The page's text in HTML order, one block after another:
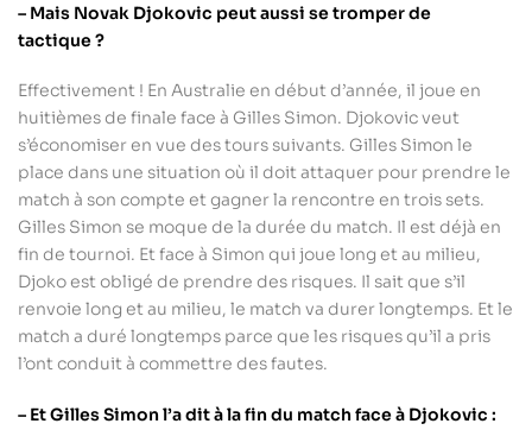
– Mais Novak Djokovic peut aussi se tromper de
tactique ?
Effectivement ! En Australie en début d’année, il joue en
huitièmes de finale face à Gilles Simon. Djokovic veut
s’économiser en vue des tours suivants. Gilles Simon le
place dans une situation où il doit attaquer pour prendre le
match à son compte et gagner la rencontre en trois sets.
Gilles Simon se moque de la durée du match. Il est déjà en
fin de tournoi. Et face à Simon qui joue long et au milieu,
Djoko est obligé de prendre des risques. Il sait que s’il
renvoie long et au milieu, le match va durer longtemps. Et le
match a duré longtemps parce que les risques qu’il a pris
l’ont conduit à commettre des fautes.
– Et Gilles Simon l’a dit à la fin du match face à Djokovic :